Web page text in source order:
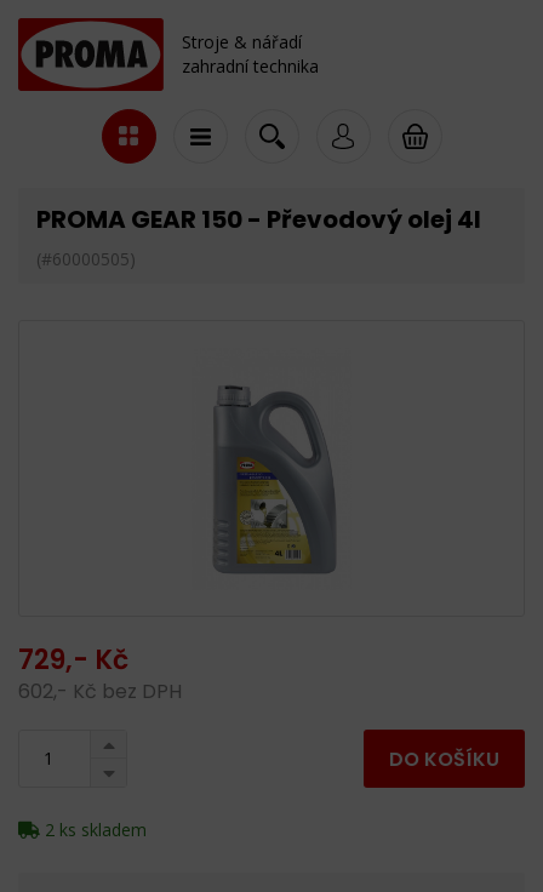
Stroje & nářadí
zahradní technika
PROMA GEAR 150 - Převodový olej 4l
(#60000505)
729,- Kč
602,- Kč bez DPH
DO KOŠÍKU
2 ks skladem